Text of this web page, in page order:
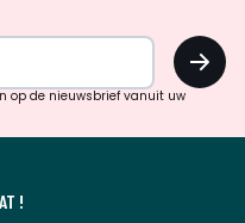
OK
op de nieuwsbrief vanuit uw
!